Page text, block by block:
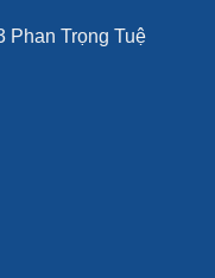
Phan Trọng Tuệ